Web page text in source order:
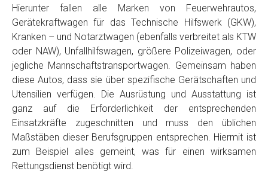
Fertig
Wie viel ist 10+2 ?
Hierunter fallen alle Marken von Feuerwehrautos,
Gerätekraftwagen für das Technische Hilfswerk (GKW),
Kranken – und Notarztwagen (ebenfalls verbreitet als KTW
oder NAW), Unfallhilfswagen, größere Polizeiwagen, oder
jegliche Mannschaftstransportwagen. Gemeinsam haben
diese Autos, dass sie über spezifische Gerätschaften und
Utensilien verfügen. Die Ausrüstung und Ausstattung ist
ganz auf die Erforderlichkeit der entsprechenden
Einsatzkräfte zugeschnitten und muss den üblichen
Maßstäben dieser Berufsgruppen entsprechen. Hiermit ist
zum Beispiel alles gemeint, was für einen wirksamen
Rettungsdienst benötigt wird.